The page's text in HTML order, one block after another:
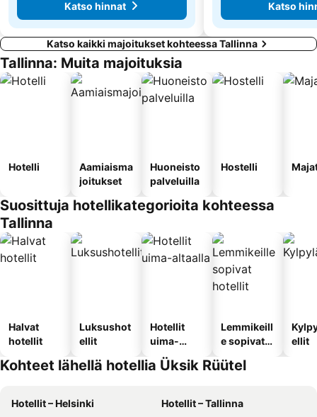
Katso hinnat
Katso
Katso kaikki majoitukset kohteessa Tallinna
Tallinna: Muita majoituksia
Hotelli
Aamiaisma
joitukset
Huoneisto
palveluilla
Hostelli
Suosittuja hotellikategorioita kohteessa
Tallinna
Halvat
hotellit
Luksushot
ellit
Hotellit
uima-
altaalla
Lemmikeill
e sopivat
ellit
Kohteet lähellä hotellia Üksik Rüütel
Hotellit – Helsinki
Hotellit – Tallinna